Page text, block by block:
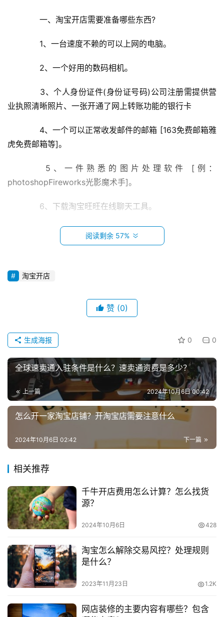
小
本
创
兼
项
目
商
创
业
业
目
视
投稿
一、淘宝开店需要准备哪些东西?
1、一台速度不赖的可以上网的电脑。
2、一个好用的数码相机。
3、个人身份证件(身份证号码)公司注册需提供营
业执照清晰照片、一张开通了网上转账功能的银行卡
4、一个可以正常收发邮件的邮箱 [163免费邮箱雅
虎免费邮箱等]。
5、一件熟悉的图片处理软件 [例：
photoshopFireworks光影魔术手]。
6、下载淘宝旺旺在线聊天工具。
7、你要出售的宝贝及宝贝的介绍资料 [最基础的
需要宝贝的展示图片、名称、介绍、价格]。
[胶布、盒子等]。
二、需要学习什么?
1、电脑的操作使用：
不会使用网络怎么行，看到这，如果你连最基本的上网及使
用电脑都不会的话那你就不要继续看下去了，你应该去好好
的学习一下。电脑速度尽量快一些，效率也能高一些。如果
基础的都会了建议有时间还要学习一些其他相关的电脑术语
和网络术语。
2、拍照片：
数码相机要求不用太高，不过也不能太残次，在网
上产品的照片是至关重要的不能太过意不去。
3、邮箱的使用：
中，后面出售商品的时候也会有相应提示的邮件
4、使用图片处理软件：
傻瓜式的软件很简单，对图片的一些简单处理很有帮助，淘
阅读剩余 57%
淘宝开店
赞 (0)
0 0
生成海报
全球速卖通入驻条件是什么？速卖通资费是多少？
上一篇 2024年10月6日 00:42
怎么开一家淘宝店铺？开淘宝店需要注意什么
下一篇
2024年10月6日 02:42
相关推荐
千牛开店费用怎么计算？怎么找货
源？
2024年10月6日 428
淘宝怎么解除交易风控？处理规则
是什么？
2023年11月23日 1.2K
网店装修的主要内容有哪些？包含